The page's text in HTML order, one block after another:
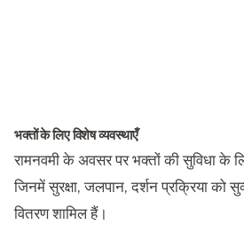
भक्तों के लिए विशेष व्यवस्थाएँ
रामनवमी के अवसर पर भक्तों की सुविधा के
जिनमें सुरक्षा, जलपान, दर्शन प्रक्रिया को
वितरण शामिल हैं।